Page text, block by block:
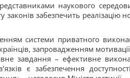
наукового
законів забезпечить реалізацію
системи приватного
запровадженням
завдання – ефективне
є забезпечення